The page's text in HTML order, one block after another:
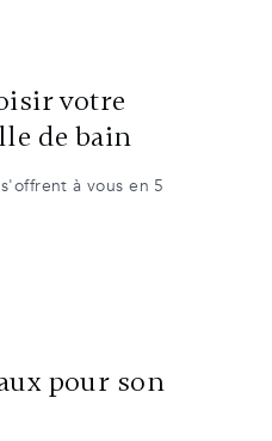
votre
de bain
à vous en 5
pour son